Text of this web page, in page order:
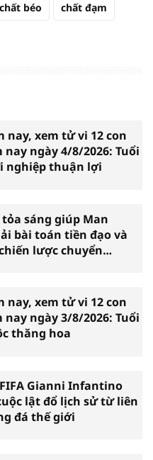
chất béo chất đạm
nay, xem tử vi 12 con
nay ngày 4/8/2026: Tuổi
nghiệp thuận lợi
sáng giúp Man
bài toán tiền đạo và
lược chuyển
nay, xem tử vi 12 con
nay ngày 3/8/2026: Tuổi
thăng hoa
Gianni Infantino
lật đổ lịch sử từ liên
đá thế giới